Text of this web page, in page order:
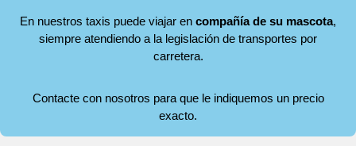
En nuestros taxis puede viajar en compañía de su mascota,
siempre atendiendo a la legislación de transportes por
carretera.
Contacte con nosotros para que le indiquemos un precio
exacto.